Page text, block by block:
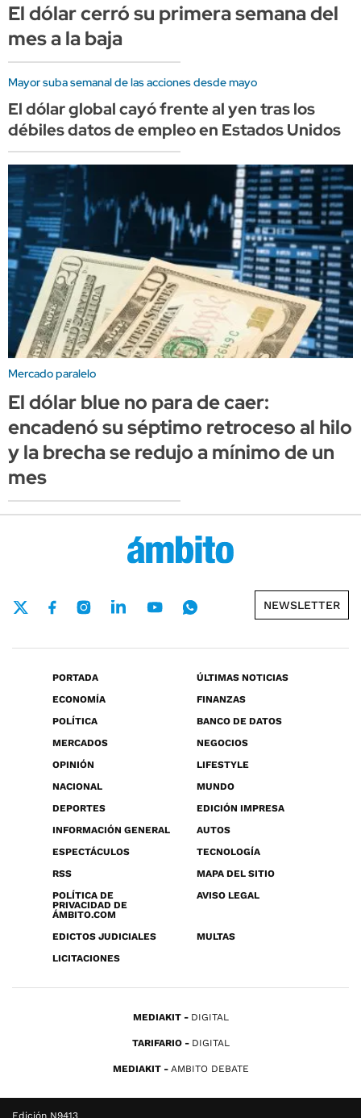
El dólar cerró su primera semana del
mes a la baja
Mayor suba semanal de las acciones desde mayo
El dólar global cayó frente al yen tras los
débiles datos de empleo en Estados Unidos
Mercado paralelo
El dólar blue no para de caer:
encadenó su séptimo retroceso al hilo
y la brecha se redujo a mínimo de un
mes
NEWSLETTER
PORTADA
ÚLTIMAS NOTICIAS
ECONOMÍA
FINANZAS
POLÍTICA
BANCO DE DATOS
MERCADOS
NEGOCIOS
OPINIÓN
LIFESTYLE
NACIONAL
MUNDO
DEPORTES
EDICIÓN IMPRESA
INFORMACIÓN GENERAL
AUTOS
ESPECTÁCULOS
TECNOLOGÍA
RSS
MAPA DEL SITIO
POLÍTICA DE
PRIVACIDAD DE
ÁMBITO.COM
AVISO LEGAL
EDICTOS JUDICIALES
MULTAS
LICITACIONES
MEDIAKIT DIGITAL
TARIFARIO DIGITAL
MEDIAKIT AMBITO DEBATE